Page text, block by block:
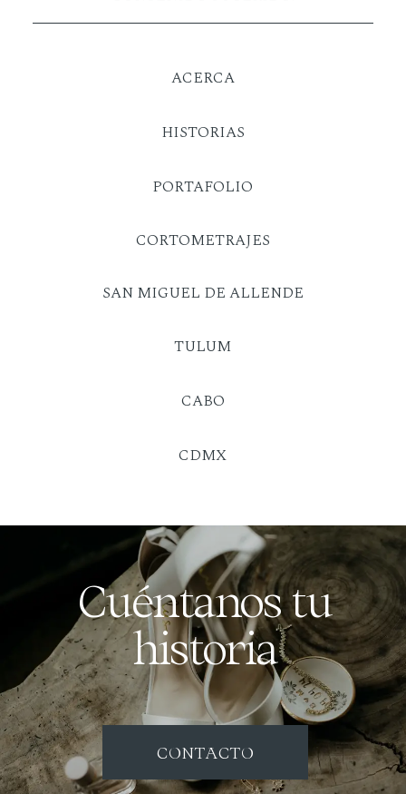
Cuéntanos tu
historia
ACERCA
SAN MIGUEL DE ALLENDE
HISTORIAS
TULUM
PORTAFOLIO
CABO
CONTACTO
CDMX
CORTOMETRAJES